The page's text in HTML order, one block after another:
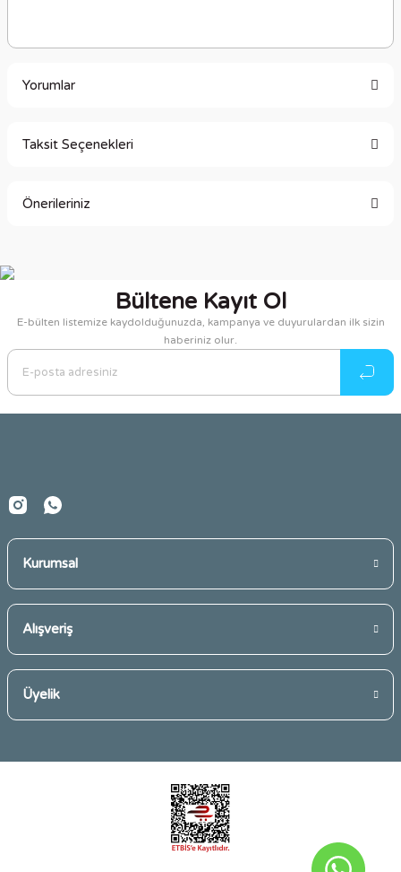
Yorumlar
Taksit Seçenekleri
Önerileriniz
Görüş ve önerileriniz için teşekkür ederiz.
Ürün resmi kalitesiz, bozuk veya görüntülenemiyor.
Ürün açıklamasında eksik bilgiler bulunuyor.
Ürün bilgilerinde hatalar bulunuyor.
Bültene Kayıt Ol
E-bülten listemize kaydolduğunuzda, kampanya ve duyurulardan ilk sizin
haberiniz olur.
Kurumsal
Alışveriş
Üyelik